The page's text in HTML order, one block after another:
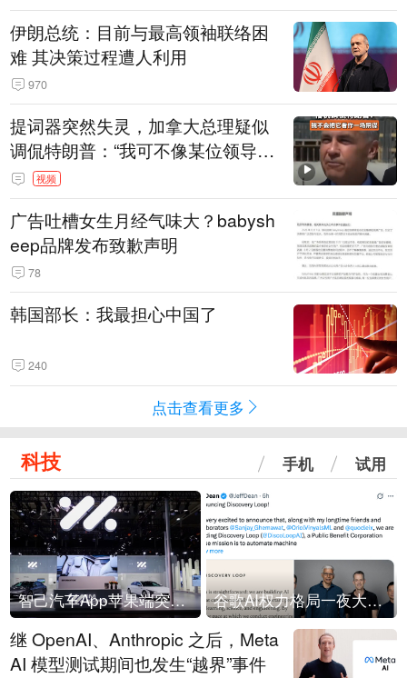
伊朗总统：目前与最高领袖联络困
难 其决策过程遭人利用
970
提词器突然失灵，加拿大总理疑似
调侃特朗普：“我可不像某位领导
人，把这当成一场阴谋”，全场哄笑
视频
广告吐槽女生月经气味大？babysh
eep品牌发布致歉声明
78
韩国部长：我最担心中国了
240
点击查看更多
科技 手机 试用
智己汽车App苹果端突然“下架” 谷歌AI权力格局一夜大洗牌
继 OpenAI、Anthropic 之后，Meta
AI 模型测试期间也发生“越界”事件